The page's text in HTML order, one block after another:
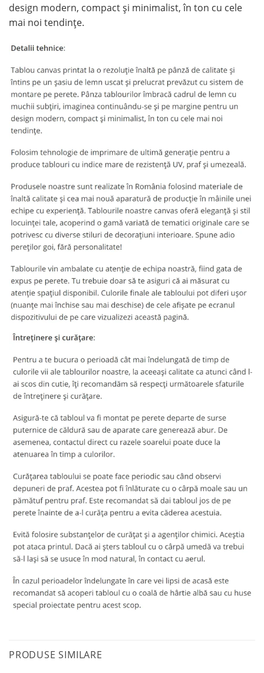
design modern, compact și minimalist, în ton cu cele
mai noi tendințe.
PRODUSE SIMILARE